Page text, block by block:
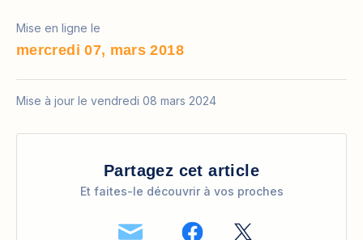
Mise en ligne le
mercredi 07, mars 2018
Mise à jour le vendredi 08 mars 2024
Partagez cet article
Et faites-le découvrir à vos proches